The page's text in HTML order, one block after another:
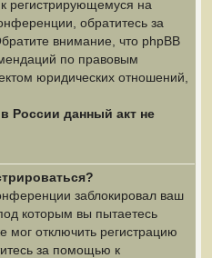
регистрирующемуся на
обратитесь за
внимание, что phpBB
по правовым
юридических отношений,
России данный акт не
заблокировал ваш
которым вы пытаетесь
мог отключить регистрацию
за помощью к